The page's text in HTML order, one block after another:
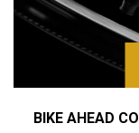
BIKE AHEAD